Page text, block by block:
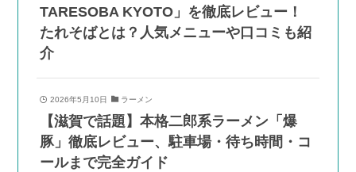
TARESOBA KYOTO」を徹底レビュー！
たれそばとは？人気メニューや口コミも紹
介
2026年5月10日 ラーメン
【滋賀で話題】本格二郎系ラーメン「爆
豚」徹底レビュー、駐車場・待ち時間・コ
ールまで完全ガイド